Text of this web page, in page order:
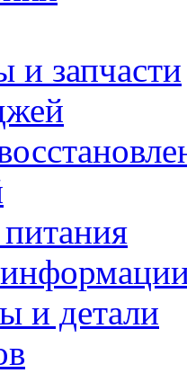
и запчасти
и детали